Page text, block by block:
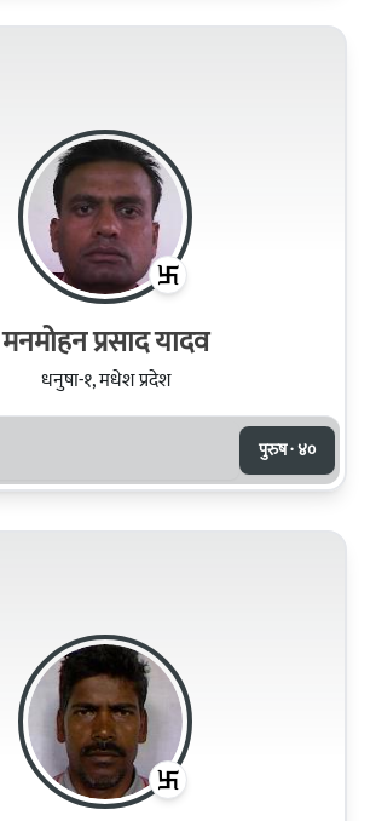
मनमोहन प्रसाद यादव
धनुषा-१, मधेश प्रदेश
पुरुष · ४०